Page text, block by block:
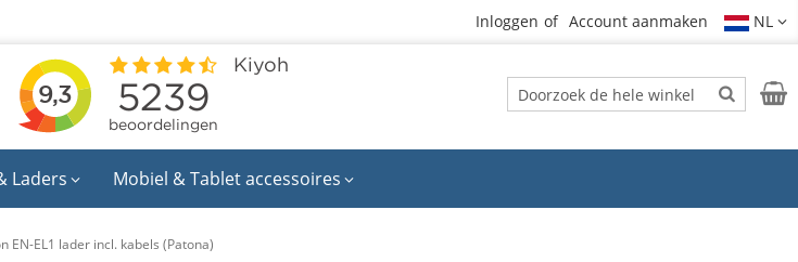
Inloggen Account aanmaken NL
Zoek
Zoek
Laders Mobiel & Tablet accessoires
EN-EL1 lader incl. kabels (Patona)